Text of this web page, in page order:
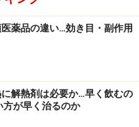
裂するために必要なタ
細菌の動きを止める薬
に使われる「リボソー
パク質が作られるのを
も生きていくために細
薬品の違い…効き目・副作用
解熱剤は必要か…早く飲むの
方が早く治るのか